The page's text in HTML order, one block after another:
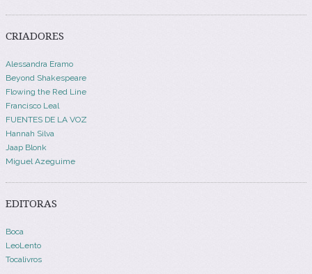
CRIADORES
Alessandra Eramo
Beyond Shakespeare
Flowing the Red Line
Francisco Leal
FUENTES DE LA VOZ
Hannah Silva
Jaap Blonk
Miguel Azeguime
EDITORAS
Boca
LeoLento
Tocalivros